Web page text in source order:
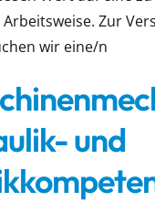
Zur
wir eine/n
und